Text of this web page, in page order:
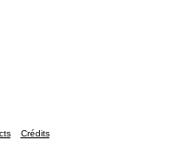
Crédits